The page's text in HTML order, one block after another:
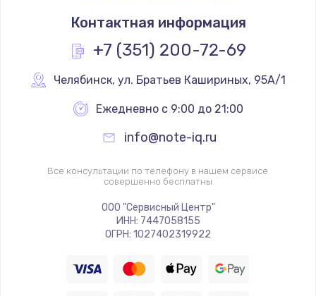
Контактная информация
+7 (351) 200-72-69
Челябинск, ул. Братьев Кашириных, 95А/1
Ежедневно с 9:00 до 21:00
info@note-iq.ru
Все консультации по телефону в нашем сервисе
совершенно бесплатны
ООО "Сервисный Центр"
ИНН: 7447058155
ОГРН: 1027402319922